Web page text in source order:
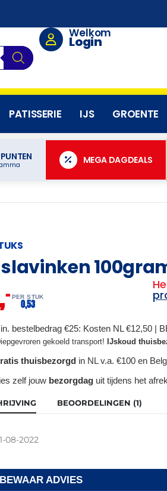
Welkom
Login
PATISSERIE IJS GROENTE
MEGA DAGDEALS
– PER STUK
0,53
bestelbedrag €25: Kosten NL €12,50 |
gekoeld transport!IJskoud
thuisbezorgd in NL v.a. €100 en
zelf jouw bezorgdag uit tijdens het
BEOORDELINGEN (1)
08-2022
BEWAAR ADVIES